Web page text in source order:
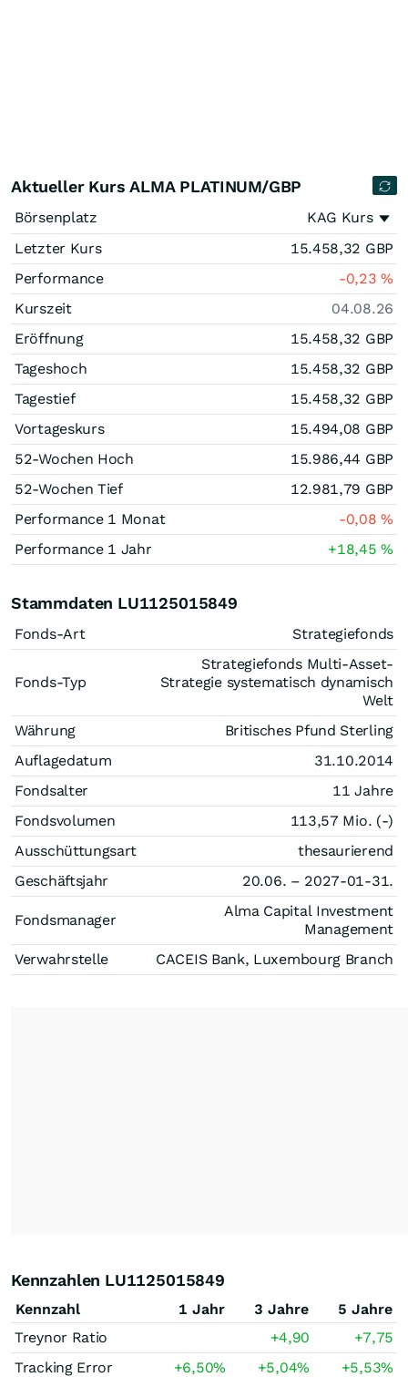
Aktueller Kurs ALMA PLATINUM/GBP
Börsenplatz
KAG Kurs
Letzter Kurs
15.458,32 GBP
Performance
-0,23%
Kurszeit
04.08.26
Eröffnung
15.458,32 GBP
Tageshoch
15.458,32 GBP
Tagestief
15.458,32 GBP
Vortageskurs
15.494,08 GBP
52-Wochen Hoch
15.986,44 GBP
52-Wochen Tief
12.981,79 GBP
Performance 1 Monat
-0,08%
Performance 1 Jahr
+18,45%
Stammdaten LU1125015849
Fonds-Art Strategiefonds
Fonds-Typ
Strategiefonds Multi-Asset-
Strategie systematisch dynamisch
Welt
Währung
Britisches Pfund Sterling
Auflagedatum
31.10.2014
Fondsalter
11 Jahre
Fondsvolumen
113,57 Mio. (-)
Ausschüttungsart
thesaurierend
Geschäftsjahr
20.06. – 2027-01-31.
Fondsmanager
Alma Capital Investment
Management
Verwahrstelle
CACEIS Bank, Luxembourg Branch
Kennzahlen LU1125015849
Kennzahl 1 Jahr 3 Jahre
5 Jahre
Treynor Ratio
+4,90
+7,75
Tracking Error
+6,50% +5,04% +5,53%